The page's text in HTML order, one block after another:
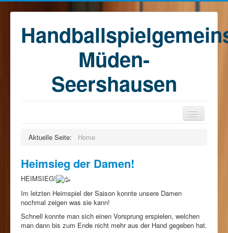
Müden-
Seershausen
Training
Kontakt
Förderkreis
Sponsoren
Aktuelle Seite: Home
Heimsieg der Damen!
HEIMSIEG!
Im letzten Heimspiel der Saison konnte unsere Damen
nochmal zeigen was sie kann!
Schnell konnte man sich einen Vorsprung erspielen, welchen
man dann bis zum Ende nicht mehr aus der Hand gegeben hat.